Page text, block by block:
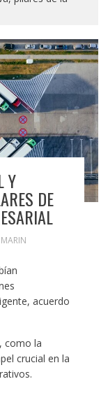
Y
DE
acuerdo
como la
crucial en la